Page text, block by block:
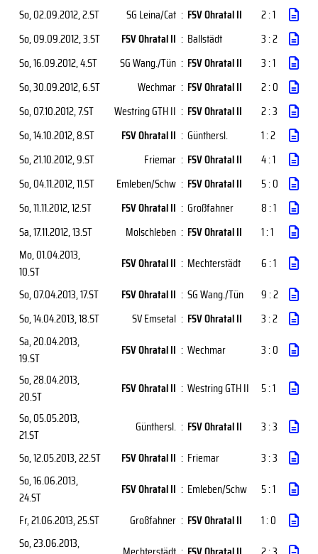
So, 02.09.2012, 2.ST SG Leina/Cat : FSV Ohratal II
2 : 1
So, 09.09.2012, 3.ST FSV Ohratal II : Ballstädt
3 : 2
So, 16.09.2012, 4.ST SG Wang./Tün : FSV Ohratal II
3 : 1
So, 30.09.2012, 6.ST Wechmar : FSV Ohratal II
2 : 0
So, 07.10.2012, 7.ST Westring GTH II : FSV Ohratal II
2 : 3
So, 14.10.2012, 8.ST FSV Ohratal II : Günthersl.
1 : 2
So, 21.10.2012, 9.ST Friemar : FSV Ohratal II
4 : 1
So, 04.11.2012, 11.ST Emleben/Schw : FSV Ohratal II
5 : 0
So, 11.11.2012, 12.ST FSV Ohratal II : Großfahner
8 : 1
Sa, 17.11.2012, 13.ST Molschleben : FSV Ohratal II
1 : 1
Mo, 01.04.2013,
10.ST
FSV Ohratal II : Mechterstädt
6 : 1
So, 07.04.2013, 17.ST FSV Ohratal II : SG Wang./Tün
9 : 2
So, 14.04.2013, 18.ST SV Emsetal : FSV Ohratal II
3 : 2
Sa, 20.04.2013,
19.ST
FSV Ohratal II : Wechmar
3 : 0
So, 28.04.2013,
20.ST
FSV Ohratal II : Westring GTH II
5 : 1
So, 05.05.2013,
21.ST
Günthersl. : FSV Ohratal II
3 : 3
So, 12.05.2013, 22.ST FSV Ohratal II : Friemar
3 : 3
So, 16.06.2013,
24.ST
FSV Ohratal II : Emleben/Schw
5 : 1
Fr, 21.06.2013, 25.ST Großfahner : FSV Ohratal II
1 : 0
So, 23.06.2013,